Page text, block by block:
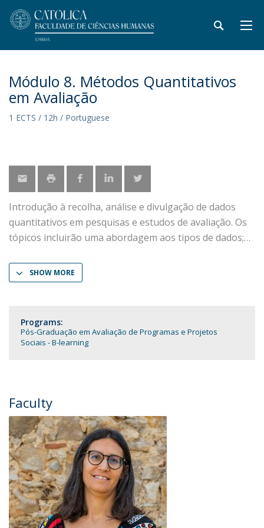
Módulo 8. Métodos Quantitativos
em Avaliação
1 ECTS / 12h / Portuguese
Introdução à recolha, análise e divulgação de dados
quantitativos em pesquisas e estudos de avaliação. Os
tópicos incluirão uma abordagem aos tipos de dados;
SHOW MORE
Programs:
Pós-Graduação em Avaliação de Programas e Projetos
Sociais - B-learning
Faculty